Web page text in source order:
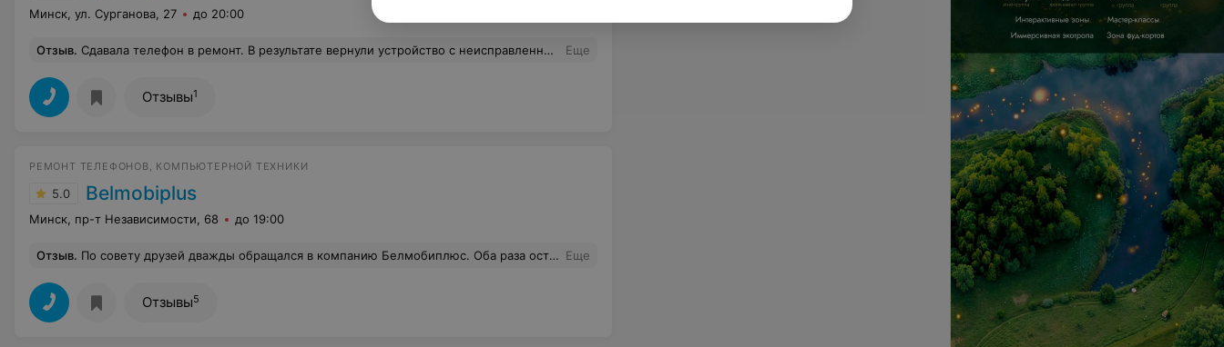
Минск, ул. Сурганова, 27 до 20:00
Отзыв. Сдавала телефон в ремонт. В результате вернули устройство с неисправленной проблемой и заключением "неисправность не обнаружена". Еще
Отзывы1
РЕМОНТ ТЕЛЕФОНОВ, КОМПЬЮТЕРНОЙ ТЕХНИКИ
5.0 Belmobiplus
Минск, пр-т Независимости, 68 до 19:00
Отзыв. По совету друзей дважды обращался в компанию Белмобиплюс. Оба раза оставался доволен сроками и качеством выполненных работ. Специалисты с которыми приятно иметь дело. Рекомендую. Еще
Отзывы5